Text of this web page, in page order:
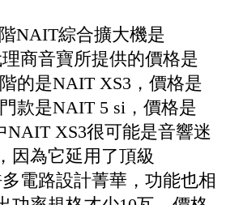
NAIT綜合擴大機是
商音寶所提供的價格是
的是NAIT XS3，價格是
款是NAIT 5 si，價格是
NAIT XS3很可能是音響迷
因為它延用了頂級
電路設計菁華，功能也相